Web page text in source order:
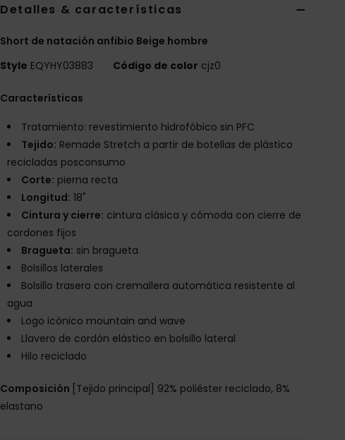
Detalles & características
Short de natación anfibio Beige hombre
Style EQYHY03883 Código de color cjz0
Características
Tratamiento: revestimiento hidrofóbico sin PFC
Tejido: Remade Stretch a partir de botellas de plástico
recicladas posconsumo
Corte: pierna recta
Longitud: 18"
Cintura y cierre: cintura clásica y cómoda con cierre de
cordones fijos
Bragueta: sin bragueta
Bolsillos laterales
Bolsillo trasero con cremallera automática resistente al
agua
Logo icónico mountain and wave
Llavero de cordón elástico en bolsillo lateral
Hilo reciclado
Composición [Tejido principal] 92% poliéster reciclado, 8%
elastano